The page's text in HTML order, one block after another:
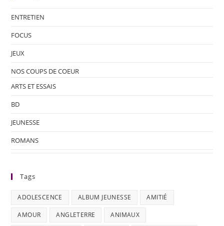
ENTRETIEN
FOCUS
JEUX
NOS COUPS DE COEUR
ARTS ET ESSAIS
BD
JEUNESSE
ROMANS
Tags
ADOLESCENCE ALBUM JEUNESSE AMITIÉ
AMOUR ANGLETERRE ANIMAUX